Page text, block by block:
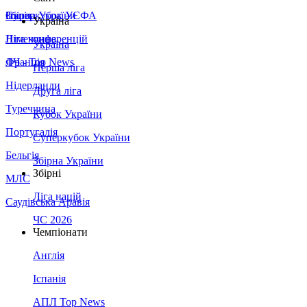
Збірна України
Італія
Німеччина
Франція
Нідерланди
Туреччина
Португалія
Бельгія
МЛС
Саудівська Аравія
Суперкубок УЄФА
Ліга конференцій
ЛЧ - Top News
Україна
Україна
Перша ліга
Друга ліга
Кубок України
Суперкубок України
Збірна України
Збірні
Ліга націй
ЧС 2026
Чемпіонати
Англія
Іспанія
АПЛ Top News